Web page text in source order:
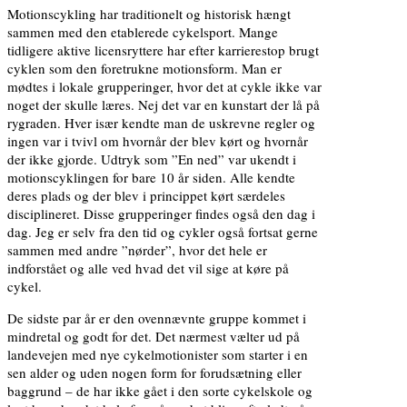
Motionscykling har traditionelt og historisk hængt
sammen med den etablerede cykelsport. Mange
tidligere aktive licensryttere har efter karrierestop brugt
cyklen som den foretrukne motionsform. Man er
mødtes i lokale grupperinger, hvor det at cykle ikke var
noget der skulle læres. Nej det var en kunstart der lå på
rygraden. Hver især kendte man de uskrevne regler og
ingen var i tvivl om hvornår der blev kørt og hvornår
der ikke gjorde. Udtryk som ”En ned” var ukendt i
motionscyklingen for bare 10 år siden. Alle kendte
deres plads og der blev i princippet kørt særdeles
disciplineret. Disse grupperinger findes også den dag i
dag. Jeg er selv fra den tid og cykler også fortsat gerne
sammen med andre ”nørder”, hvor det hele er
indforstået og alle ved hvad det vil sige at køre på
cykel.
De sidste par år er den ovennævnte gruppe kommet i
mindretal og godt for det. Det nærmest vælter ud på
landevejen med nye cykelmotionister som starter i en
sen alder og uden nogen form for forudsætning eller
baggrund – de har ikke gået i den sorte cykelskole og